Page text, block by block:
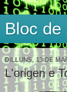
Bloc de
DILLUNS, 13 DE
L'origen e